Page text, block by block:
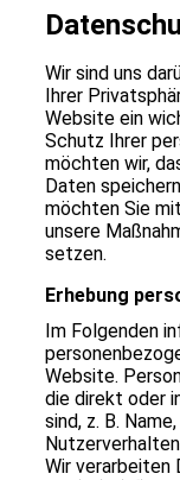
Wir sind uns
Ihrer
Website ein
Schutz Ihrer
möchten wir,
Daten
möchten Sie
unsere
setzen.
Erhebung
Im Folgenden
Website.
die direkt oder
sind, z. B.
Wir verarbeiten